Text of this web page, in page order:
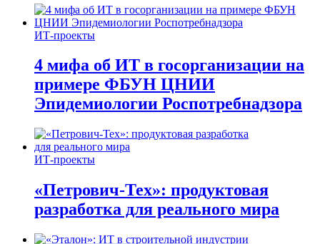
ИТ-проекты
4 мифа об ИТ в госорганизации на
примере ФБУН ЦНИИ
Эпидемиологии Роспотребнадзора
ИТ-проекты
«Петрович-Тех»: продуктовая
разработка для реального мира